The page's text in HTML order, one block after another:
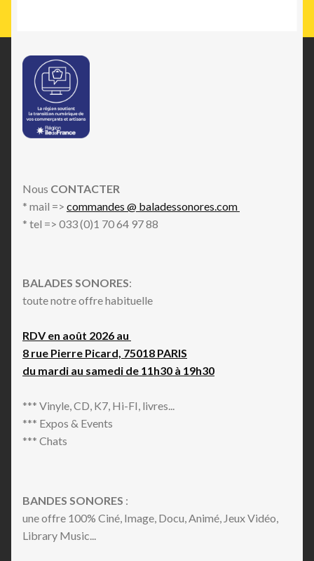
Nous CONTACTER
* mail => commandes @ baladessonores.com
* tel => 033 (0)1 70 64 97 88
BALADES SONORES:
toute notre offre habituelle
RDV en août 2026 au
8 rue Pierre Picard, 75018 PARIS
du mardi au samedi de 11h30 à 19h30
*** Vinyle, CD, K7, Hi-FI, livres...
*** Expos & Events
*** Chats
BANDES SONORES :
une offre 100% Ciné, Image, Docu, Animé, Jeux Vidéo,
Library Music...